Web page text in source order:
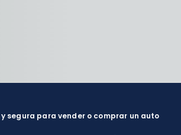
segura para vender o comprar un auto